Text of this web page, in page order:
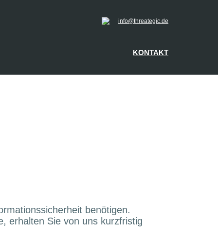
info@threategic.de
KONTAKT
benötigen.
erhalten Sie von uns kurzfristig